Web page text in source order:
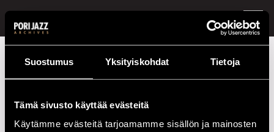
Suostumus Yksityiskohdat Tietoja
Tämä sivusto käyttää evästeitä
Käytämme evästeitä tarjoamamme sisällön ja mainosten
Festivaalivuodet Paperi T